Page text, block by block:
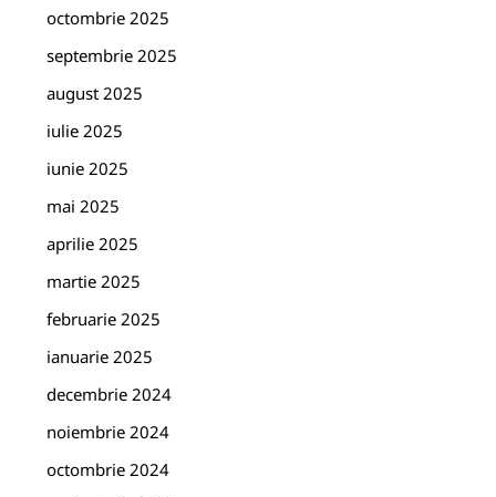
octombrie 2025
septembrie 2025
august 2025
iulie 2025
iunie 2025
mai 2025
aprilie 2025
martie 2025
februarie 2025
ianuarie 2025
decembrie 2024
noiembrie 2024
octombrie 2024